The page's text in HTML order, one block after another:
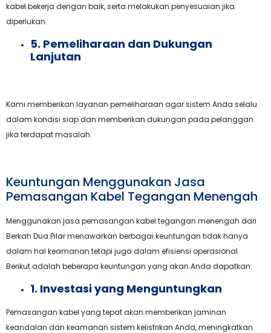
kabel bekerja dengan baik, serta melakukan penyesuaian jika
diperlukan.
5. Pemeliharaan dan Dukungan
Lanjutan
Kami memberikan layanan pemeliharaan agar sistem Anda selalu
dalam kondisi siap dan memberikan dukungan pada pelanggan
jika terdapat masalah.
Keuntungan Menggunakan Jasa
Pemasangan Kabel Tegangan Menengah
Menggunakan jasa pemasangan kabel tegangan menengah dari
Berkah Dua Pilar menawarkan berbagai keuntungan tidak hanya
dalam hal keamanan tetapi juga dalam efisiensi operasional.
Berikut adalah beberapa keuntungan yang akan Anda dapatkan:
1. Investasi yang Menguntungkan
Pemasangan kabel yang tepat akan memberikan jaminan
keandalan dan keamanan sistem kelistrikan Anda, meningkatkan